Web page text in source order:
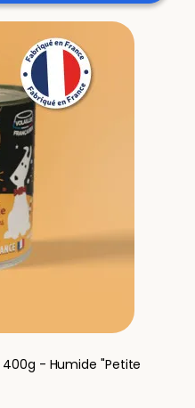
- Humide "Petite